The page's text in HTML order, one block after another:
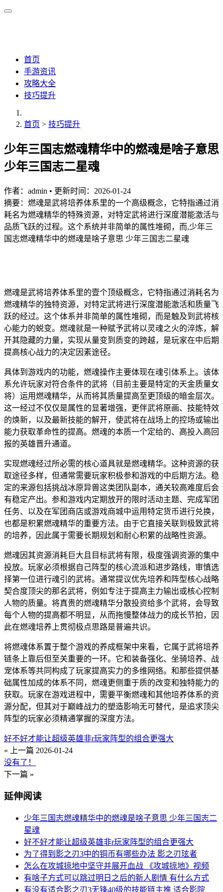
首页
手游资讯
攻略大全
技巧提升
首页 > 技巧提升
少年三国志燃魂精华中的燃魂是啥子意思
少年三国志二星魂
作者： admin • 更新时间：2026-01-24
摘要：燃魂是武将培养体系里的一个高级概念，它特指通过消
耗名为燃魂精华的特殊资源，对特定武将进行深度潜能激活与
品质飞跃的过程。这个系统并非简单的属性堆砌，而,少年三
国志燃魂精华中的燃魂是啥子意思 少年三国志二星魂
燃魂是武将培养体系里的壹个顶级概念，它特指通过消耗名为
燃魂精华的独特资源，对特定武将进行深度潜能激活和质量飞
跃的经过。这个体系并非简单的属性堆砌，而是触及到武将核
心能力的蜕变。燃魂就是一种赋予武将以灵魂之火的淬炼，解
开其隐藏的力量，实现从量变到质变的跨越，是玩家在中后期
提高核心战力的决定因素途径。
具体到游戏内的功能，燃魂操作主要体现在魂引体系上。该体
系允许玩家对符合条件的武将（目前主要是特定的天金质量女
将）运用燃魂精华，从而将其质量提高至更顶级的暗金层次。
这一经过不仅仅是属性的显著增强，更伴武将原画、技能特效
的焕新，以及最新技能的解开，使武将在战场上的控场或输出
能力获取革命性的提高。燃魂的本质一个定给的、高投入高回
报的英雄晋升通道。
实现燃魂经过所必需的核心道具就是燃魂精华。这种资源的获
取途径多样，但通常需要玩家积极参和游戏的中后期方法。稳
定的来源包括挑战冰原异兽这类团队副本，通关较高难度后会
有稳定产出。参和游戏内定期放开的限时活动主题、完成军团
任务、以及在军团商店或游戏商城中运用特定货币进行兑换，
也都是积累燃魂精华的重要方法。由于它直接关联到极致武将
的培养，因此属于需要长期规划和耐心积累的战略性资源。
燃魂因其资源消耗巨大且目标武将有限，极度强调资源的集中
投放。玩家必须根据自己阵型的核心流派和进步路线，审慎选
择第一位进行魂引的武将。通常提议优先培养和阵型核心战略
契合度顶尖的那名武将，例如专注于提高主力输出或核心控制
人物的质量。将真贵的燃魂精华分散投资给多个武将，会导致
每个人物的提高都不明显，从而拖慢整体战力的成长节拍，因
此在燃魂培养上贯彻极点思路是普遍共识。
将燃魂体系置于整个游戏的养成框架中来看，它属于武将培养
链条上靠后但至关重要的一环。它和装备强化、坐骑培养、战
宠体系等共同构成了玩家提高实力的多维网络。和那些提供基
础属性加成的体系不同，燃魂更侧重于质的改变和独特能力的
获取。玩家在游戏进程中，需要平衡燃魂和其他培养体系的资
源分配，但其对于巅峰战力的塑造影响无可替代，是追求顶尖
阵型的玩家必须精通掌握的深度方法。
好不好才能让超级英雄非r玩家阵型的组合更强大
« 上一篇 2026-01-24
没有了！
下一篇 »
延伸阅读
少年三国志燃魂精华中的燃魂是啥子意思 少年三国志二
星魂
好不好才能让超级英雄非r玩家阵型的组合更强大
为了得到影之刃3中的铜币有哪些办法 影之刃玹者
怎么在攻城掠地中坚守并展开血战 《攻城掠地》视频
有啥子方式可以跳过明日之后的新人剧情 有什么方式
有没有适合影之刃3无锋40级的技能链主推 适合影院